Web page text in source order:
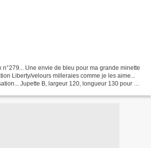
n°279... Une envie de bleu pour ma grande minette
Liberty/velours milleraies comme je les aime...
Jupette B, largeur 120, longueur 130 pour ma